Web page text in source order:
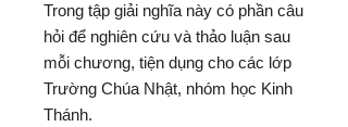
Trong tập giải nghĩa này có phần câu
hỏi để nghiên cứu và thảo luận sau
mỗi chương, tiện dụng cho các lớp
Trường Chúa Nhật, nhóm học Kinh
Thánh.